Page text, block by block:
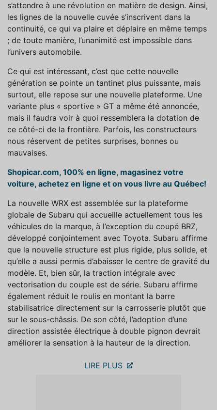
s’attendre à une révolution en matière de design. Ainsi,
les lignes de la nouvelle cuvée s’inscrivent dans la
continuité, ce qui va plaire et déplaire en même temps
; de toute manière, l’unanimité est impossible dans
l’univers automobile.
Ce qui est intéressant, c’est que cette nouvelle
génération se pointe un tantinet plus puissante, mais
surtout, elle repose sur une nouvelle plateforme. Une
variante plus « sportive » GT a même été annoncée,
mais il faudra voir à quoi ressemblera la dotation de
ce côté-ci de la frontière. Parfois, les constructeurs
nous réservent de petites surprises, bonnes ou
mauvaises.
Shopicar.com, 100% en ligne, magasinez votre
voiture, achetez en ligne et on vous livre au Québec!
La nouvelle WRX est assemblée sur la plateforme
globale de Subaru qui accueille actuellement tous les
véhicules de la marque, à l’exception du coupé BRZ,
développé conjointement avec Toyota. Subaru affirme
que la nouvelle structure est plus rigide, plus solide, et
qu’elle a aussi permis d’abaisser le centre de gravité du
modèle. Et, bien sûr, la traction intégrale avec
vectorisation du couple est de série. Subaru affirme
également réduit le roulis en montant la barre
stabilisatrice directement sur la carrosserie plutôt que
sur le sous-châssis. De son côté, l’adoption d’une
direction assistée électrique à double pignon devrait
améliorer la sensation à la hauteur de la direction.
LIRE PLUS